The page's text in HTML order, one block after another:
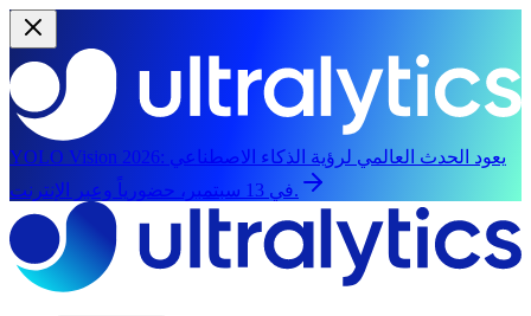
YOLO Vision 2026: يعود الحدث العالمي لرؤية الذكاء الاصطناعي
في 13 سبتمبر، حضورياً وعبر الإنترنت.